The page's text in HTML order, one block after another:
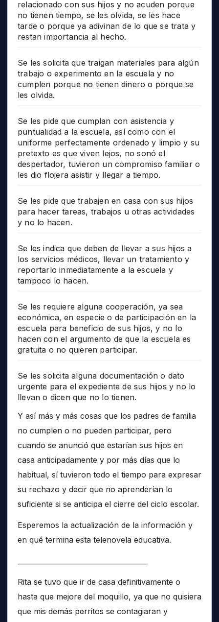
relacionado con sus hijos y no acuden porque
no tienen tiempo, se les olvida, se les hace
tarde o porque ya adivinan de lo que se trata y
restan importancia al hecho.
Se les solicita que traigan materiales para algún
trabajo o experimento en la escuela y no
cumplen porque no tienen dinero o porque se
les olvida.
Se les pide que cumplan con asistencia y
puntualidad a la escuela, así como con el
uniforme perfectamente ordenado y limpio y su
pretexto es que viven lejos, no sonó el
despertador, tuvieron un compromiso familiar o
les dio flojera asistir y llegar a tiempo.
Se les pide que trabajen en casa con sus hijos
para hacer tareas, trabajos u otras actividades
y no lo hacen.
Se les indica que deben de llevar a sus hijos a
los servicios médicos, llevar un tratamiento y
reportarlo inmediatamente a la escuela y
tampoco lo hacen.
Se les requiere alguna cooperación, ya sea
económica, en especie o de participación en la
escuela para beneficio de sus hijos, y no lo
hacen con el argumento de que la escuela es
gratuita o no quieren participar.
Se les solicita alguna documentación o dato
urgente para el expediente de sus hijos y no lo
llevan o dicen que no lo tienen.
Y así más y más cosas que los padres de familia
no cumplen o no pueden participar, pero
cuando se anunció que estarían sus hijos en
casa anticipadamente y por más días que lo
habitual, sí tuvieron todo el tiempo para expresar
su rechazo y decir que no aprenderían lo
suficiente si se anticipa el cierre del ciclo escolar.
Esperemos la actualización de la información y
en qué termina esta telenovela educativa.
Rita se tuvo que ir de casa definitivamente o
hasta que mejore del moquillo, ya que no quisiera
que mis demás perritos se contagiaran y